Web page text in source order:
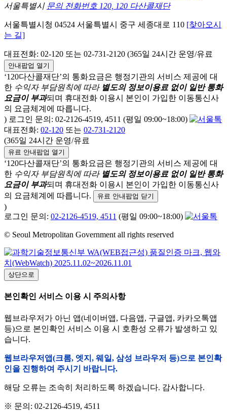
서울특별시 문의 전화번호 120, 120 다산콜재단
서울특별시청 04524 서울특별시 중구 세종대로 110 [찾아오시
는 길]
대표전화: 02-120 또는 02-731-2120 (365일 24시간 운영/유료
안내팝업 열기
‘120다산콜재단’의 통화요금은 행정기관의 서비스 제공에 대
한 수익자 부담원칙에 따라 별도의 정보이용료 없이 일반 통화
요금이 부과되며 휴대전화 이용시 본인이 가입한 이동통신사
의 요금체계에 따릅니다.
) 로그인 문의: 02-2126-4519, 4511 (평일 09:00~18:00)
대표전화: 02-120 또는 02-731-2120
(365일 24시간 운영/유료
유료 안내팝업 열기
‘120다산콜재단’의 통화요금은 행정기관의 서비스 제공에 대
한 수익자 부담원칙에 따라 별도의 정보이용료 없이 일반 통화
요금이 부과되며 휴대전화 이용시 본인이 가입한 이동통신사
의 요금체계에 따릅니다.
유료 안내팝업 닫기
)
로그인 문의: 02-2126-4519, 4511 (평일 09:00~18:00)
© Seoul Metropolitan Government all rights reserved
상단으로
본인확인 서비스 이용 시 주의사항
웹브라우저가 아닌 앱(네이버앱, 다음앱, 구글앱, 카카오톡앱
등)으로 본인확인 서비스 이용 시 호환성 오류가 발생하고 있
습니다.
웹브라우저앱(크롬, 엣지, 웨일, 삼성 브라우저 등)으로 본인확
인을 진행하여 주시기 바랍니다.
해당 오류는 조속히 처리하도록 하겠습니다. 감사합니다.
※ 문의: 02-2126-4519, 4511